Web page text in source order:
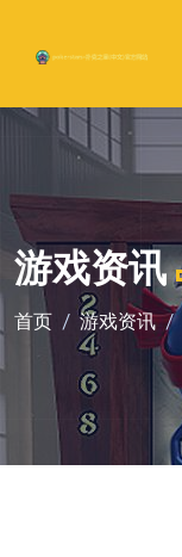
游戏资讯
首页 游戏资讯